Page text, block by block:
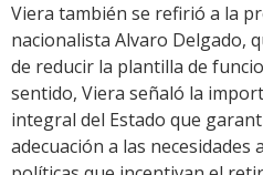
Viera también se refirió a la
nacionalista Alvaro Delgado,
de reducir la plantilla de
sentido, Viera señaló la
integral del Estado que
adecuación a las necesidades